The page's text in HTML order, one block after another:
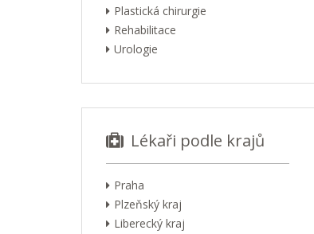
Plastická chirurgie
Rehabilitace
Urologie
Lékaři podle krajů
Praha
Plzeňský kraj
Liberecký kraj